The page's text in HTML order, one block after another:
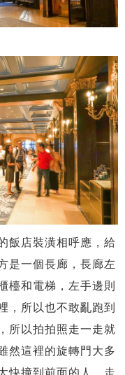
飯店裝潢相呼應，給
是一個長廊，長廊左
檯和電梯，左手邊則
，所以也不敢亂跑到
所以拍拍照走一走就
然這裡的旋轉門大多